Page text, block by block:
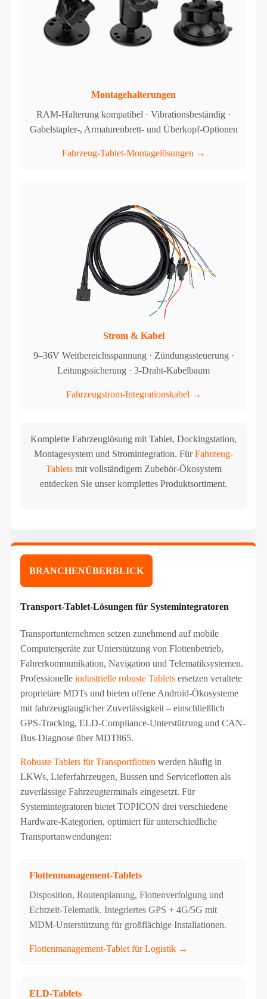
Montagehalterungen
RAM-Halterung kompatibel · Vibrationsbeständig ·
Gabelstapler-, Armaturenbrett- und Überkopf-Optionen
Fahrzeug-Tablet-Montagelösungen →
Strom & Kabel
9–36V Weitbereichsspannung · Zündungssteuerung ·
Leitungssicherung · 3-Draht-Kabelbaum
Fahrzeugstrom-Integrationskabel →
Komplette Fahrzeuglösung mit Tablet, Dockingstation,
Montagesystem und Stromintegration. FürFahrzeug-
Tabletsmit vollständigem Zubehör-Ökosystem
entdecken Sie unser komplettes Produktsortiment.
BRANCHENÜBERBLICK
Transport-Tablet-Lösungen für Systemintegratoren
Transportunternehmen setzen zunehmend auf mobile
Computergeräte zur Unterstützung von Flottenbetrieb,
Fahrerkommunikation, Navigation und Telematiksystemen.
Professionelle industrielle robuste Tabletsersetzen veraltete
proprietäre MDTs und bieten offene Android-Ökosysteme
mit fahrzeugtauglicher Zuverlässigkeit – einschließlich
GPS-Tracking, ELD-Compliance-Unterstützung und CAN-
Bus-Diagnose über MDT865.
Robuste Tablets für Transportflotten werden häufig in
LKWs, Lieferfahrzeugen, Bussen und Serviceflotten als
zuverlässige Fahrzeugterminals eingesetzt. Für
Systemintegratoren bietet TOPICON drei verschiedene
Hardware-Kategorien, optimiert für unterschiedliche
Transportanwendungen:
Flottenmanagement-Tablets
Disposition, Routenplanung, Flottenverfolgung und
Echtzeit-Telematik. Integriertes GPS + 4G/5G mit
MDM-Unterstützung für großflächige Installationen.
Flottenmanagement-Tablet für Logistik →
ELD-Tablets